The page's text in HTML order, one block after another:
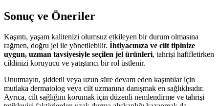
Sonuç ve Öneriler
Kaşıntı, yaşam kalitenizi olumsuz etkileyen bir durum olmasına
rağmen, doğru jel ile yönetilebilir. İhtiyacınıza ve cilt tipinize
uygun, uzman tavsiyesiyle seçilen jel ürünleri, tahrişi hafifletirken
cildinizi koruyucu ve yatıştırıcı bir rol üstlenir.
Unutmayın, şiddetli veya uzun süre devam eden kaşıntılar için
mutlaka dermatolog veya cilt uzmanına danışmak en sağlıklısıdır.
Ayrıca, cilt sağlığını korumak için düzenli nemlendirme ve tahrişi